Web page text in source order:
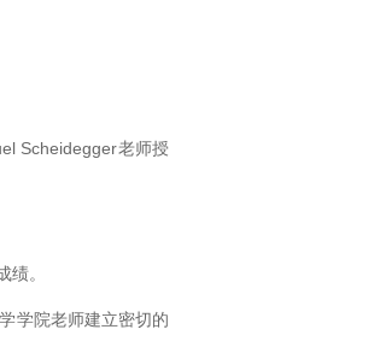
Scheidegger老师授
。
学院老师建立密切的